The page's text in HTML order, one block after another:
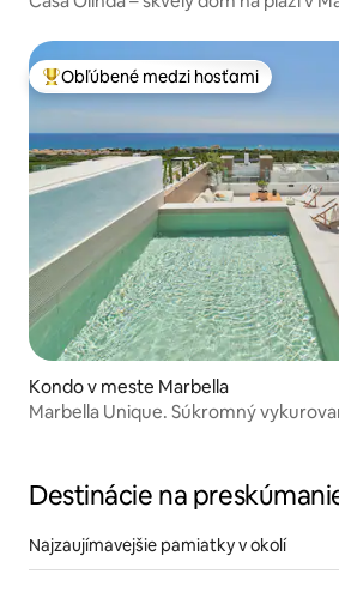
Najobľúbenejšie medzi hosťami
Obľúbené medzi hosťami
Kondo v meste Marbella
Marbella Unique. Súkromný
Destinácie na
Najzaujímavejšie pamiatky v okolí